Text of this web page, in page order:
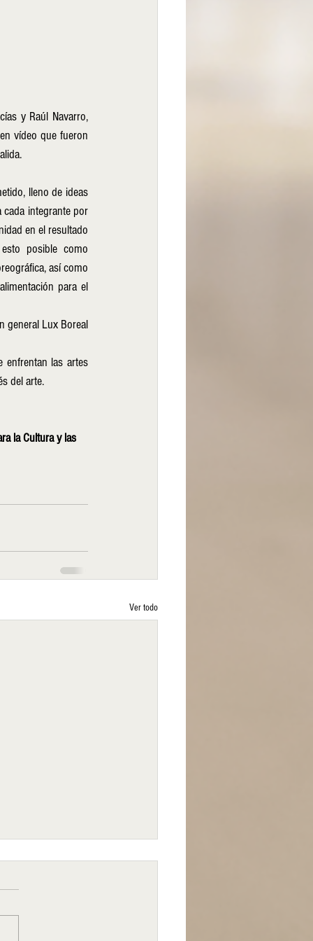
y Raúl Navarro,
vídeo que fueron
lleno de ideas
cada integrante por
en el resultado
posible como
así como
para el
general Lux Boreal
enfrentan las artes
del arte.
la Cultura y las
Ver todo